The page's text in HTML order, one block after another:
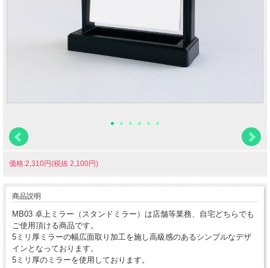
価格:2,310円(税抜 2,100円)
商品説明
MB03 卓上ミラー（スタンドミラー）は店舗等業務、自宅どちらでも
ご使用頂ける商品です。
5ミリ厚ミラーの幅広面取り加工を施し高級感のあるシンプルなデザ
インとなっております。
5ミリ厚のミラーを使用しております。